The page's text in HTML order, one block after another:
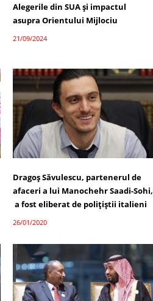
Alegerile din SUA și impactul
asupra Orientului Mijlociu
21/09/2024
Dragoș Săvulescu, partenerul de
afaceri a lui Manochehr Saadi-Sohi,
a fost eliberat de polițiștii italieni
26/01/2020